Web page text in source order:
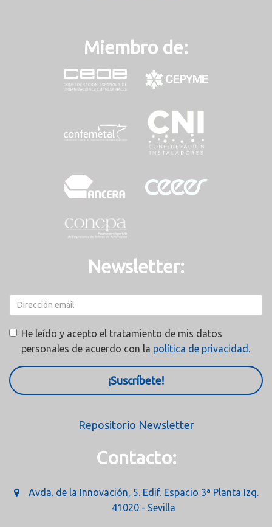
Miembro de:
Newsletter:
He leído y acepto el tratamiento de mis datos
personales de acuerdo con la política de privacidad.
¡Suscríbete!
Repositorio Newsletter
Contacto:
Avda. de la Innovación, 5. Edif. Espacio 3ª Planta Izq.
41020 - Sevilla